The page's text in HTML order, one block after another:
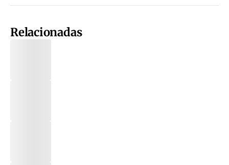
Relacionadas